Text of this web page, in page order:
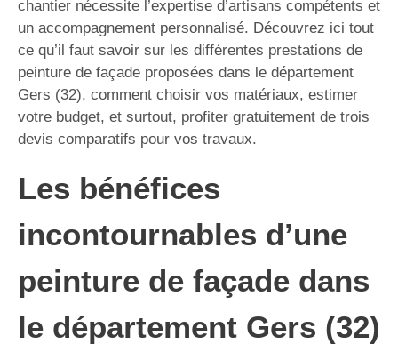
chantier nécessite l’expertise d’artisans compétents et
un accompagnement personnalisé. Découvrez ici tout
ce qu’il faut savoir sur les différentes prestations de
peinture de façade proposées dans le département
Gers (32), comment choisir vos matériaux, estimer
votre budget, et surtout, profiter gratuitement de trois
devis comparatifs pour vos travaux.
Les bénéfices
incontournables d’une
peinture de façade dans
le département Gers (32)